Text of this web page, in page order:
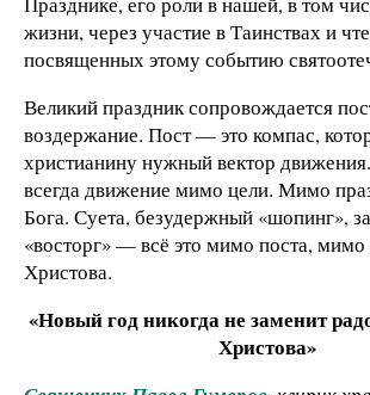
жизни, через участие в Таинствах и
посвященных этому событию
Великий праздник сопровождается
воздержание. Пост — это компас,
христианину нужный вектор
всегда движение мимо цели. Мимо
Бога. Суета, безудержный «шопинг»,
«восторг» — всё это мимо поста,
Христова.
«Новый год никогда не заменит
Христова»